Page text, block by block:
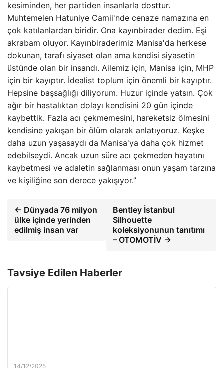
kesiminden, her partiden insanlarla dosttur.
Muhtemelen Hatuniye Camii'nde cenaze namazına en
çok katılanlardan biridir. Ona kayınbirader dedim. Eşi
akrabam oluyor. Kayınbiraderimiz Manisa'da herkese
dokunan, tarafı siyaset olan ama kendisi siyasetin
üstünde olan bir insandı. Ailemiz için, Manisa için, MHP
için bir kayıptır. İdealist toplum için önemli bir kayıptır.
Hepsine başsağlığı diliyorum. Huzur içinde yatsın. Çok
ağır bir hastalıktan dolayı kendisini 20 gün içinde
kaybettik. Fazla acı çekmemesini, hareketsiz ölmesini
kendisine yakışan bir ölüm olarak anlatıyoruz. Keşke
daha uzun yaşasaydı da Manisa'ya daha çok hizmet
edebilseydi. Ancak uzun süre acı çekmeden hayatını
kaybetmesi ve adaletin sağlanması onun yaşam tarzına
ve kişiliğine son derece yakışıyor.”
← Dünyada 76 milyon
ülke içinde yerinden
edilmiş insan var
Bentley İstanbul
Silhouette
koleksiyonunun tanıtımı
– OTOMOTİV →
Tavsiye Edilen Haberler
14/12/2025